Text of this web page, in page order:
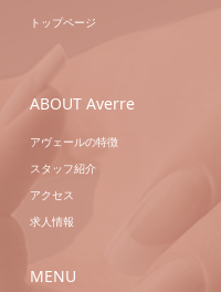
トップページ
ABOUT Averre
アヴェールの特徴
スタッフ紹介
アクセス
求人情報
MENU